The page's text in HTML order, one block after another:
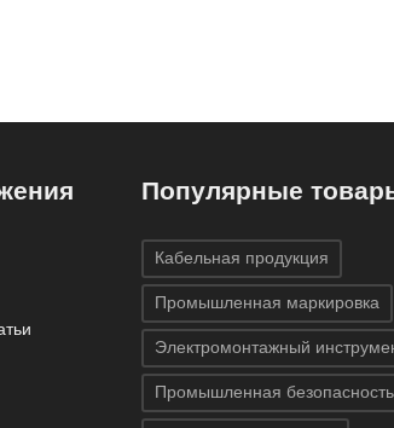
Популярные
Кабельная продукция
Промышленная маркировка
Электромонтажный
Промышленная безопасность